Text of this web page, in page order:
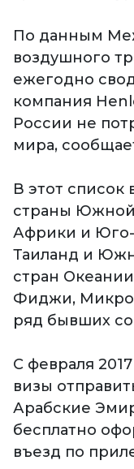
По данным
воздушного
ежегодно
компания
России не
мира,
В этот список
страны
Африки и Юго-
Таиланд и
стран
Фиджи,
ряд бывших
С февраля
визы
Арабские
бесплатно
въезд по